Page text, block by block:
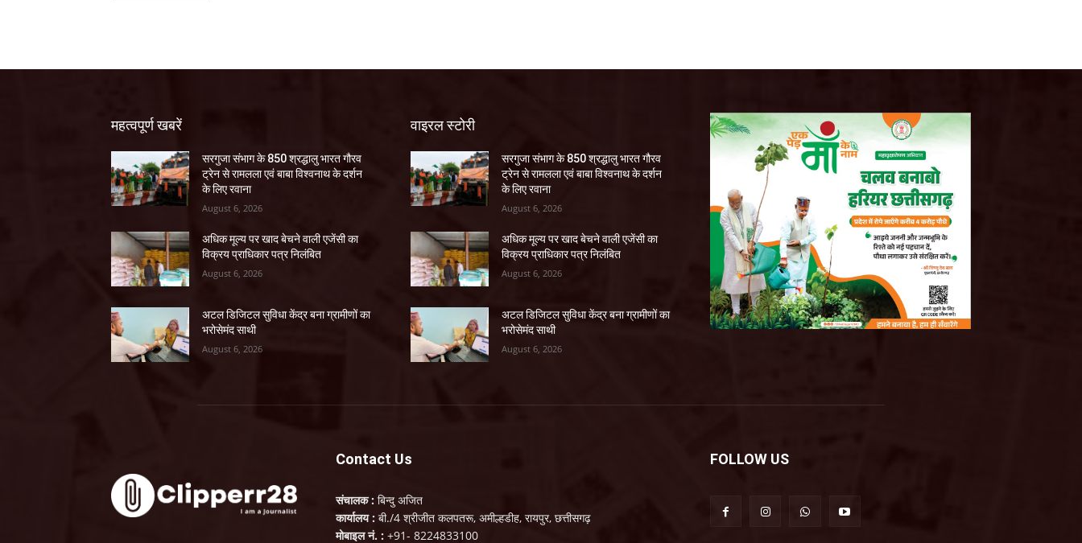
महत्वपूर्ण खबरें
सरगुजा संभाग के 850 श्रद्धालु भारत गौरव
ट्रेन से रामलला एवं बाबा विश्वनाथ के दर्शन
के लिए रवाना
August 6, 2026
अधिक मूल्य पर खाद बेचने वाली एजेंसी का
विक्रय प्राधिकार पत्र निलंबित
August 6, 2026
अटल डिजिटल सुविधा केंद्र बना ग्रामीणों का
भरोसेमंद साथी
August 6, 2026
वाइरल स्टोरी
सरगुजा संभाग के 850 श्रद्धालु भारत गौरव
ट्रेन से रामलला एवं बाबा विश्वनाथ के दर्शन
के लिए रवाना
August 6, 2026
अधिक मूल्य पर खाद बेचने वाली एजेंसी का
विक्रय प्राधिकार पत्र निलंबित
August 6, 2026
अटल डिजिटल सुविधा केंद्र बना ग्रामीणों का
भरोसेमंद साथी
August 6, 2026
Contact Us
संचालक : बिन्दु अजित
कार्यालय : बी./4 श्रीजीत कलपतरू, अमील्हडीह, रायपुर, छत्तीसगढ़
मोबाइल नं. : +91- 8224833100
FOLLOW US